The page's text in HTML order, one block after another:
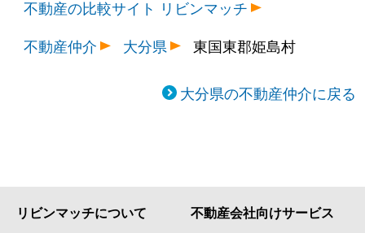
不動産の比較サイト リビンマッチ
不動産仲介
大分県 東国東郡姫島村
大分県の不動産仲介に戻る
リビンマッチについて 不動産会社向けサービス